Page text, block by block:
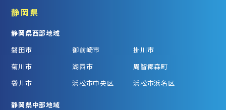
静岡県
静岡県西部地域
磐田市
御前崎市
掛川市
菊川市
湖西市
周智郡森町
袋井市
浜松市中央区 浜松市浜名区
静岡県中部地域